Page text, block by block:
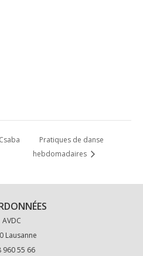
Pratiques de danse
hebdomadaires
AVDC
Lausanne
960 55 66